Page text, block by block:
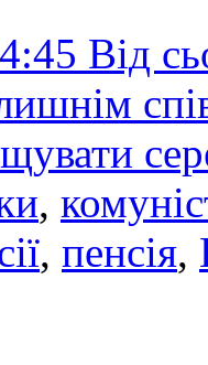
Від
,
, пенсія,